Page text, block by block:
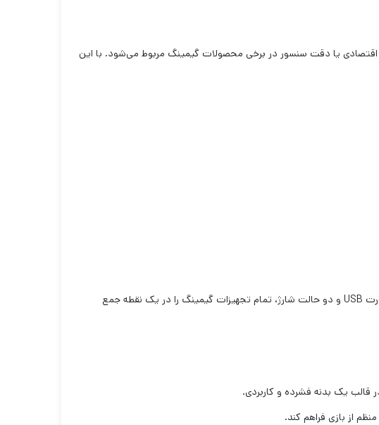
اقتصادی یا دقت سنسور در برخی محصولات گیمینگ مربوط می‌شود. با این
این استند نه تنها کنترلرهای PS5 را هم‌زمان و سریع شارژ می‌کند، بلکه با داشتن ۱۴ جای دیسک، نگهدارنده دو هدست، سه پورت USB و دو حالت شارژ، تمام تجهیزات گیمینگ را در یک نقطه جمع
از بازی فراهم کند.